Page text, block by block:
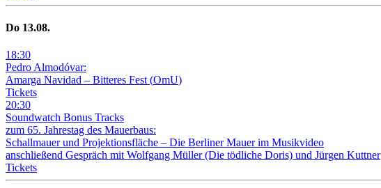
Do 13.08.
18:30
Pedro Almodóvar:
Amarga Navidad – Bitteres Fest (OmU)
Tickets
20:30
Soundwatch Bonus Tracks
zum 65. Jahrestag des Mauerbaus:
Schallmauer und Projektionsfläche – Die Berliner Mauer im Musikvideo
anschließend Gespräch mit Wolfgang Müller (Die tödliche Doris) und Jürgen Kuttner
Tickets